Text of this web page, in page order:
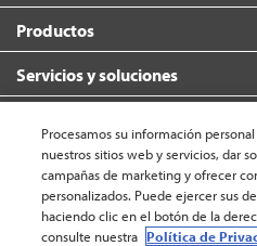
Productos
Servicios y soluciones
Conecte con nosotros
Procesamos su información
nuestros sitios web y servicios, dar
campañas de marketing y ofrecer
personalizados. Puede ejercer sus
haciendo clic en el botón de la
consulte nuestra Política de